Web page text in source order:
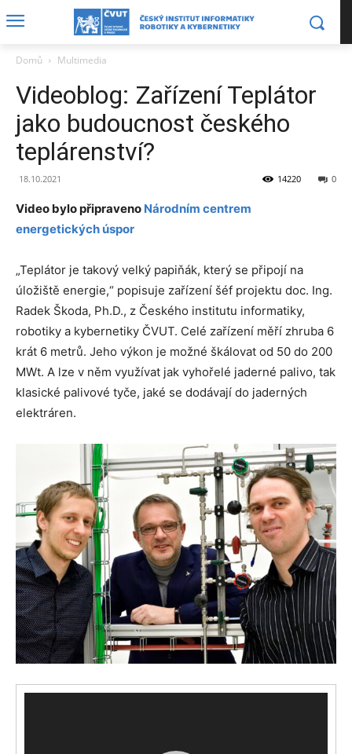
Domů Multimedia
Videoblog: Zařízení Teplátor
jako budoucnost českého
teplárenství?
18.10.2021 0
14220
Video bylo připraveno Národním centrem
energetických úspor
„Teplátor je takový velký papiňák, který se připojí na
úložiště energie,“ popisuje zařízení šéf projektu doc. Ing.
Radek Škoda, Ph.D., z Českého institutu informatiky,
robotiky a kybernetiky ČVUT. Celé zařízení měří zhruba 6
krát 6 metrů. Jeho výkon je možné škálovat od 50 do 200
MWt. A lze v něm využívat jak vyhořelé jaderné palivo, tak
klasické palivové tyče, jaké se dodávají do jaderných
elektráren.